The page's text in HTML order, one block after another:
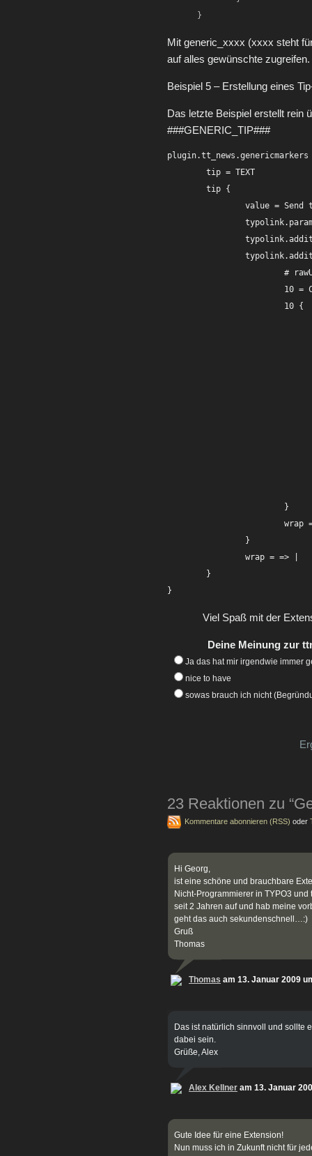
}
Mit generic_xxxx (xxxx steht
auf alles gewünschte zugreifen.
Beispiel 5 – Erstellung eines
Das letzte Beispiel erstellt rein
###GENERIC_TIP###
}
Viel Spaß mit der
Deine Meinung zur
Ja das hat mir irgendwie immer
nice to have
sowas brauch ich nicht
23 Reaktionen zu
Kommentare abonnieren (RSS) oder
Hi Georg,
ist eine schöne und brauchbare
Nicht-Programmierer in TYPO3
seit 2 Jahren auf und hab meine
geht das auch sekundenschnell…:)
Gruß
Thomas
Thomas am 13. Januar 2009
Das ist natürlich sinnvoll und sollte
dabei sein.
Grüße, Alex
Alex Kellner am 13. Januar
Gute Idee für eine Extension!
Nun muss ich in Zukunft nicht für